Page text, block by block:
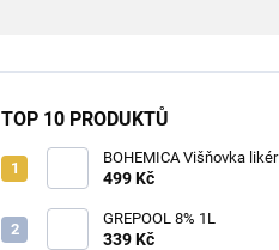
TOP 10 PRODUKTŮ
BOHEMICA Višňovka likér
25% 0,7L
499 Kč
GREPOOL 8% 1L
339 Kč